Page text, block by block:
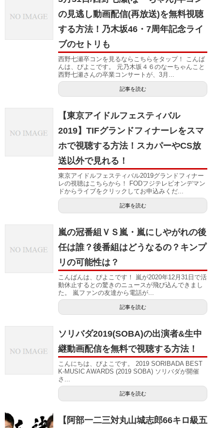
の見逃し動画配信(再放送)を無料視聴
する方法！乃木坂46・7周年記念ライ
ブのセトリも
西野七瀬卒コンを見るならこちらをタップ！ こんば
んは、ぴよこです。 元乃木坂４６のなーちゃんこと
西野七瀬さんの卒業コンサートが、3月...
記事を読む
【東京アイドルフェスティバル
2019】TIFグランドフィナーレをスマ
ホで視聴する方法！スカパーやCS放
送以外で見れる！
東京アイドルフェスティバル2019グランドフィナー
レの視聴はこちらから！ FODフジテレビオンデマン
ドからライブをクリックしてお申込みくだ...
記事を読む
嵐の冠番組ＶＳ嵐・嵐にしやがれの後
任は誰？後番組はどうなるの？キンプ
リの可能性は？
こんばんは、ぴよこです！ 嵐が2020年12月31日で活
動休止するとの驚きのニュースが飛び込んできまし
た。 嵐ファンの友達から電話が...
記事を読む
ソリバダ2019(SOBA)の出演者&生中
継動画配信を無料で視聴する方法！
こんにちは、ぴよこです。 2019 SORIBADA BEST
K-MUSIC AWARDS (2019 SOBA) ソリバダが開催
さ...
記事を読む
【阿部一二三対丸山城志郎66キロ級五